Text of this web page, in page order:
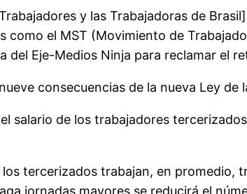
y las Trabajadoras de
el MST (Movimiento de
del Eje-Medios Ninja para reclamar el
consecuencias de la nueva Ley de
salario de los trabajadores
tercerizados trabajan, en promedio,
jornadas mayores se reducirá el